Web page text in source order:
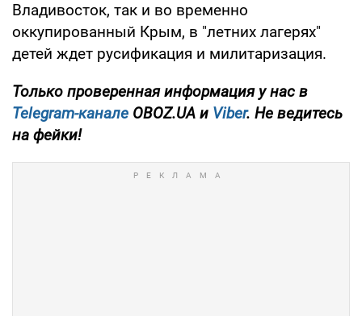
Владивосток, так и во временно
оккупированный Крым, в "летних лагерях"
детей ждет русификация и милитаризация.
Только проверенная информация у нас в
Telegram-канале OBOZ.UA и Viber. Не ведитесь
на фейки!